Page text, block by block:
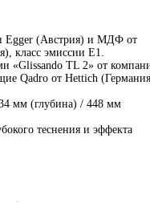
Egger (Австрия) и МДФ от
класс эмиссии Е1.
«Glissando TL 2» от
Qadro от Hettich
мм (глубина) / 448 мм
теснения и эффекта